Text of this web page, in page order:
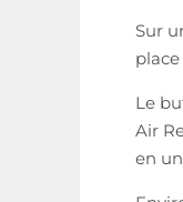
Sur
Le
Air
en